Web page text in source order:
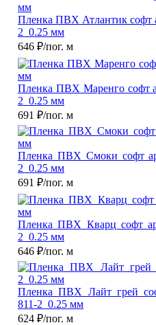
Пленка ПВХ Атлантик софт
2_0.25 мм
646 ₽/пог. м
Пленка ПВХ Маренго софт
2_0.25 мм
691 ₽/пог. м
Пленка ПВХ Смоки софт
2_0.25 мм
691 ₽/пог. м
Пленка ПВХ Кварц софт
2_0.25 мм
646 ₽/пог. м
Пленка ПВХ Лайт грей
811-2_0.25 мм
624 ₽/пог. м